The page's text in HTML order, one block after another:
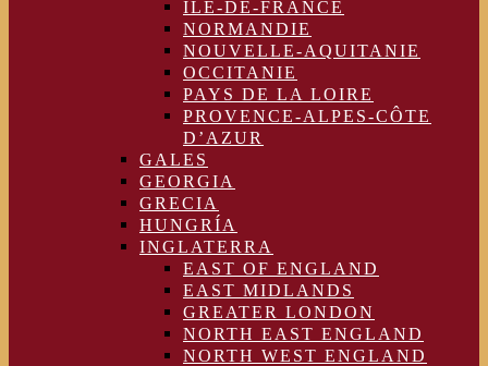
ÎLE-DE-FRANCE
NORMANDIE
NOUVELLE-AQUITANIE
OCCITANIE
PAYS DE LA LOIRE
PROVENCE-ALPES-CÔTE
D’AZUR
GALES
GEORGIA
GRECIA
HUNGRÍA
INGLATERRA
EAST OF ENGLAND
EAST MIDLANDS
GREATER LONDON
NORTH EAST ENGLAND
NORTH WEST ENGLAND